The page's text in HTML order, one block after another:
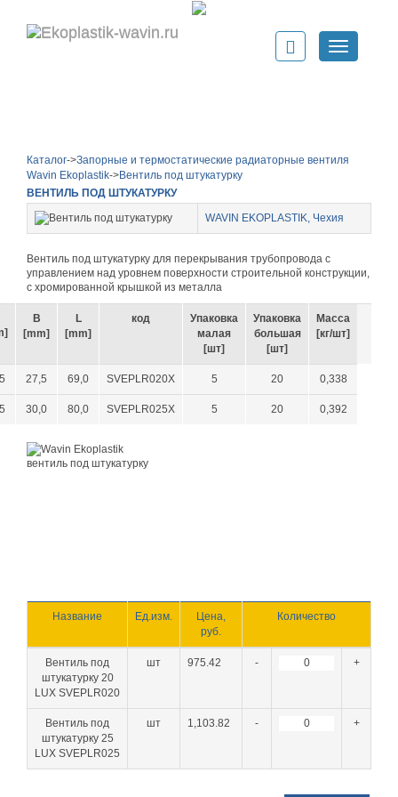
Показать
меню
Каталог->Запорные и термостатические радиаторные вентиля
Wavin Ekoplastik->Вентиль под штукатурку
ВЕНТИЛЬ ПОД ШТУКАТУРКУ
WAVIN EKOPLASTIK, Чехия
Вентиль под штукатурку для перекрывания трубопровода с
управлением над уровнем поверхности строительной конструкции,
с хромированной крышкой из металла
B
[mm]
L
[mm]
код
Упаковка
малая
[шт]
Упаковка
большая
[шт]
Масса
[кг/шт]
27,5 69,0 SVEPLR020X 5 20 0,338
30,0 80,0 SVEPLR025X 5 20 0,392
Название Ед.изм.
Цена,
руб.
Количество
Вентиль под
штукатурку 20
LUX SVEPLR020
шт 975.42 - +
Вентиль под
штукатурку 25
LUX SVEPLR025
шт 1,103.82 - +